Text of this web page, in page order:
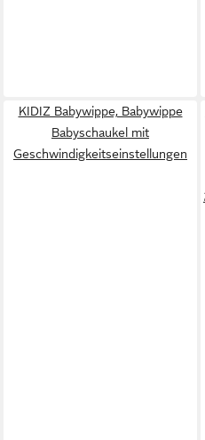
KIDIZ Babywippe, Babywippe
Babyschaukel mit
Geschwindigkeitseinstellungen